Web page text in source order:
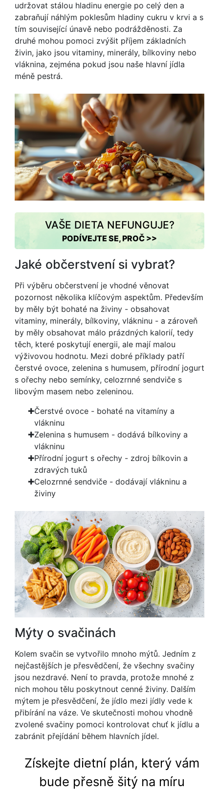
udržovat stálou hladinu energie po celý den a
zabraňují náhlým poklesům hladiny cukru v krvi a s
tím související únavě nebo podrážděnosti. Za
druhé mohou pomoci zvýšit příjem základních
živin, jako jsou vitaminy, minerály, bílkoviny nebo
vláknina, zejména pokud jsou naše hlavní jídla
méně pestrá.
VAŠE DIETA NEFUNGUJE?
PODÍVEJTE SE, PROČ >>
Jaké občerstvení si vybrat?
Při výběru občerstvení je vhodné věnovat
pozornost několika klíčovým aspektům. Především
by měly být bohaté na živiny - obsahovat
vitaminy, minerály, bílkoviny, vlákninu - a zároveň
by měly obsahovat málo prázdných kalorií, tedy
těch, které poskytují energii, ale mají malou
výživovou hodnotu. Mezi dobré příklady patří
čerstvé ovoce, zelenina s humusem, přírodní jogurt
s ořechy nebo semínky, celozrnné sendviče s
libovým masem nebo zeleninou.
Čerstvé ovoce - bohaté na vitamíny a
vlákninu
Zelenina s humusem - dodává bílkoviny a
vlákninu
Přírodní jogurt s ořechy - zdroj bílkovin a
zdravých tuků
Celozrnné sendviče - dodávají vlákninu a
živiny
Mýty o svačinách
Kolem svačin se vytvořilo mnoho mýtů. Jedním z
nejčastějších je přesvědčení, že všechny svačiny
jsou nezdravé. Není to pravda, protože mnohé z
nich mohou tělu poskytnout cenné živiny. Dalším
mýtem je přesvědčení, že jídlo mezi jídly vede k
přibírání na váze. Ve skutečnosti mohou vhodně
zvolené svačiny pomoci kontrolovat chuť k jídlu a
zabránit přejídání během hlavních jídel.
Získejte dietní plán, který vám
bude přesně šitý na míru